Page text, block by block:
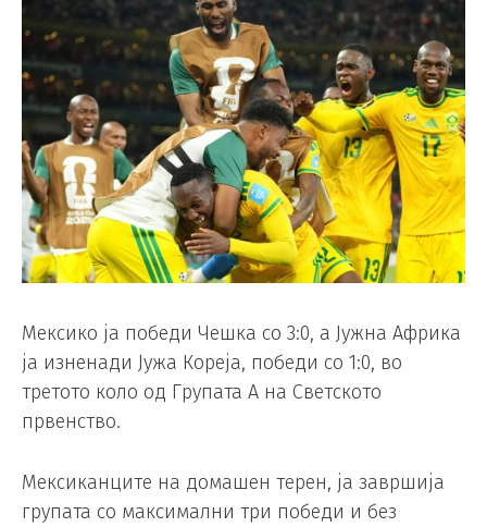
Мексико ја победи Чешка со 3:0, а Јужна Африка
ја изненади Јужа Кореја, победи со 1:0, во
третото коло од Групата А на Светското
првенство.
Мексиканците на домашен терен, ја завршија
групата со максимални три победи и без